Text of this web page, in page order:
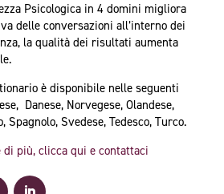
Psicologica in 4 domini migliora
delle conversazioni all’interno dei
la qualità dei risultati aumenta
è disponibile nelle seguenti
Danese, Norvegese, Olandese,
Spagnolo, Svedese, Tedesco, Turco.
di più, clicca qui e contattaci